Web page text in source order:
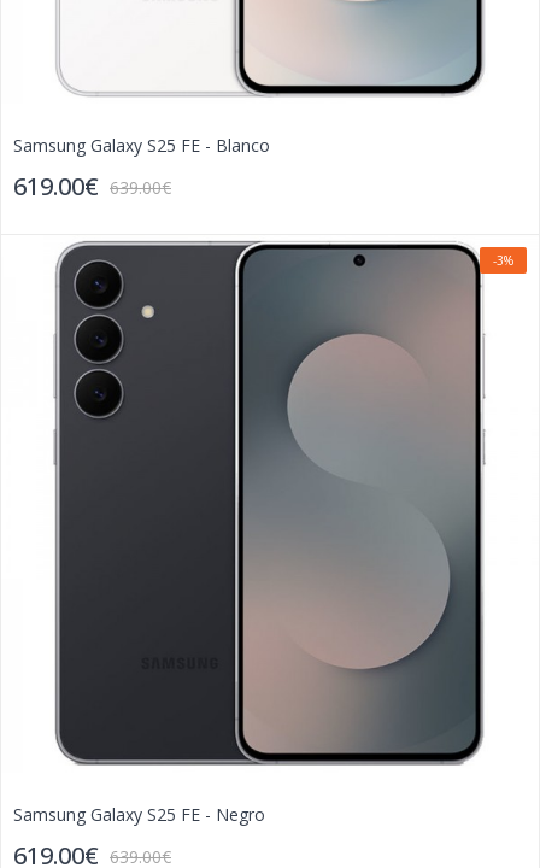
Samsung Galaxy S25 FE - Blanco
619.00€ 639.00€
-3%
Samsung Galaxy S25 FE - Negro
619.00€ 639.00€